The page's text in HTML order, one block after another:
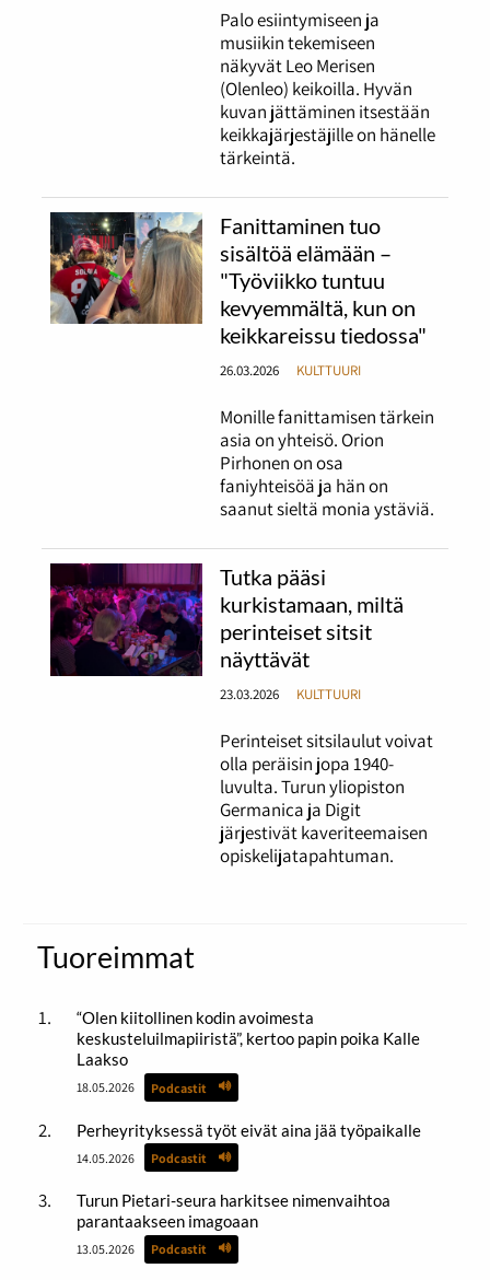
Palo esiintymiseen ja
musiikin tekemiseen
näkyvät Leo Merisen
(Olenleo) keikoilla. Hyvän
kuvan jättäminen itsestään
keikkajärjestäjille on hänelle
tärkeintä.
Fanittaminen tuo
sisältöä elämään –
"Työviikko tuntuu
kevyemmältä, kun on
keikkareissu tiedossa"
26.03.2026 KULTTUURI
Monille fanittamisen tärkein
asia on yhteisö. Orion
Pirhonen on osa
faniyhteisöä ja hän on
saanut sieltä monia ystäviä.
Tutka pääsi
kurkistamaan, miltä
perinteiset sitsit
näyttävät
23.03.2026 KULTTUURI
Perinteiset sitsilaulut voivat
olla peräisin jopa 1940-
luvulta. Turun yliopiston
Germanica ja Digit
järjestivät kaveriteemaisen
opiskelijatapahtuman.
Tuoreimmat
“Olen kiitollinen kodin avoimesta
keskusteluilmapiiristä”, kertoo papin poika Kalle
Laakso
18.05.2026 Podcastit
Perheyrityksessä työt eivät aina jää työpaikalle
14.05.2026 Podcastit
Turun Pietari-seura harkitsee nimenvaihtoa
parantaakseen imagoaan
13.05.2026 Podcastit